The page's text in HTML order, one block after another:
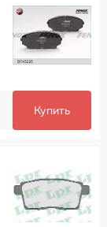
Купить